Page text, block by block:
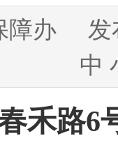
障办 发
中
禾路6